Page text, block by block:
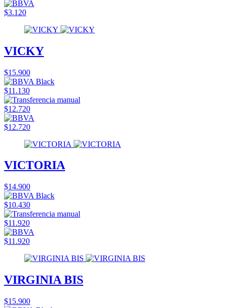
$3.120
VICKY
$15.900
$11.130
$12.720
$12.720
VICTORIA
$14.900
$10.430
$11.920
$11.920
VIRGINIA BIS
$15.900